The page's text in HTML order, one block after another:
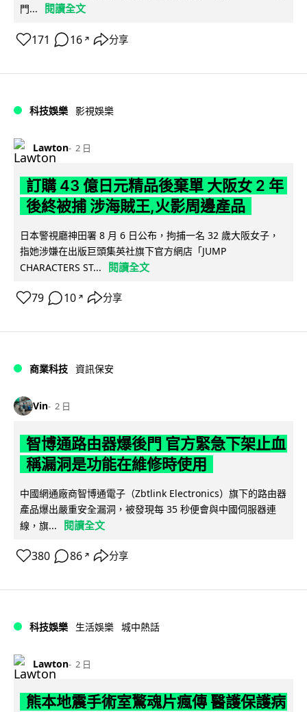
門...
閱讀全文
171 16 ↗ 分享
科技娛樂 影視娛樂
Lawton 2 日
訂購 43 億日元精品後棄單 大阪女 2 年
後終被捕 涉海賊王,火影周邊產品
日本警視廳神田署 8 月 6 日公布，拘捕一名 32 歲大阪女子，
指她涉嫌在出版巨頭集英社旗下官方網店「JUMP
CHARACTERS ST...
閱讀全文
79 10 ↗ 分享
商業科技 資訊保安
Vin 2 日
智博通路由器爆後門 官方緊急下架止血
稱漏洞是功能在維修時使用
中國網通廠商智博通電子（Zbtlink Electronics）旗下的路由器
產品爆出嚴重安全漏洞，被發現每 35 秒便會與中國伺服器連
線，旗...
閱讀全文
380 86 ↗ 分享
科技娛樂 生活娛樂 城中熱話
Lawton 2 日
熊本地震手術室驚魂片瘋傳 醫護保護病